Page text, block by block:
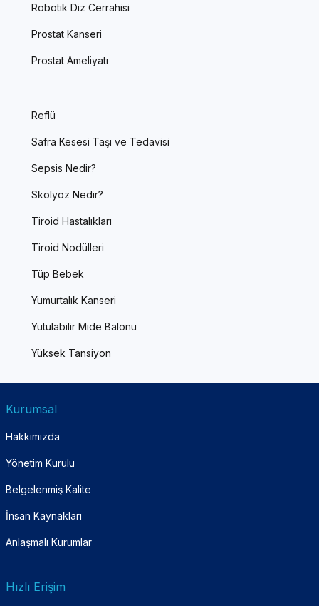
Robotik Diz Cerrahisi
Prostat Kanseri
Prostat Ameliyatı
Reflü
Safra Kesesi Taşı ve Tedavisi
Sepsis Nedir?
Skolyoz Nedir?
Tiroid Hastalıkları
Tiroid Nodülleri
Tüp Bebek
Yumurtalık Kanseri
Yutulabilir Mide Balonu
Yüksek Tansiyon
Kurumsal
Hakkımızda
Yönetim Kurulu
Belgelenmiş Kalite
İnsan Kaynakları
Anlaşmalı Kurumlar
Hızlı Erişim